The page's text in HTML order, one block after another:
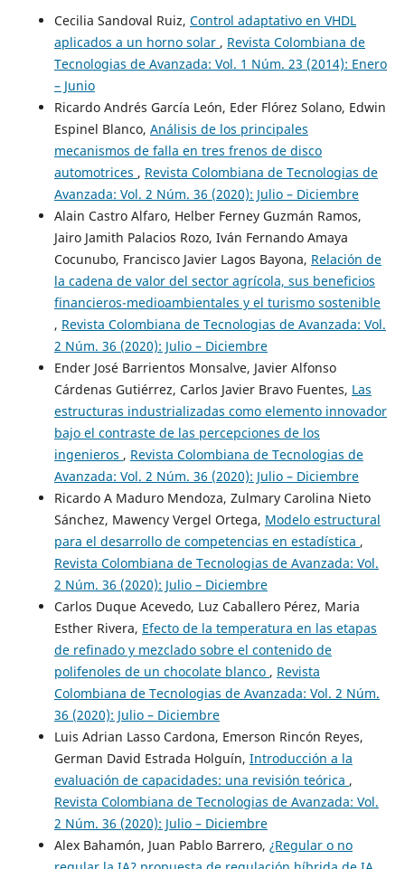
Cecilia Sandoval Ruiz, Control adaptativo en VHDL
aplicados a un horno solar , Revista Colombiana de
Tecnologias de Avanzada: Vol. 1 Núm. 23 (2014): Enero
– Junio
Ricardo Andrés García León, Eder Flórez Solano, Edwin
Espinel Blanco, Análisis de los principales
mecanismos de falla en tres frenos de disco
automotrices , Revista Colombiana de Tecnologias de
Avanzada: Vol. 2 Núm. 36 (2020): Julio – Diciembre
Alain Castro Alfaro, Helber Ferney Guzmán Ramos,
Jairo Jamith Palacios Rozo, Iván Fernando Amaya
Cocunubo, Francisco Javier Lagos Bayona, Relación de
la cadena de valor del sector agrícola, sus beneficios
financieros-medioambientales y el turismo sostenible
, Revista Colombiana de Tecnologias de Avanzada: Vol.
2 Núm. 36 (2020): Julio – Diciembre
Ender José Barrientos Monsalve, Javier Alfonso
Cárdenas Gutiérrez, Carlos Javier Bravo Fuentes, Las
estructuras industrializadas como elemento innovador
bajo el contraste de las percepciones de los
ingenieros , Revista Colombiana de Tecnologias de
Avanzada: Vol. 2 Núm. 36 (2020): Julio – Diciembre
Ricardo A Maduro Mendoza, Zulmary Carolina Nieto
Sánchez, Mawency Vergel Ortega, Modelo estructural
para el desarrollo de competencias en estadística ,
Revista Colombiana de Tecnologias de Avanzada: Vol.
2 Núm. 36 (2020): Julio – Diciembre
Carlos Duque Acevedo, Luz Caballero Pérez, Maria
Esther Rivera, Efecto de la temperatura en las etapas
de refinado y mezclado sobre el contenido de
polifenoles de un chocolate blanco , Revista
Colombiana de Tecnologias de Avanzada: Vol. 2 Núm.
36 (2020): Julio – Diciembre
Luis Adrian Lasso Cardona, Emerson Rincón Reyes,
German David Estrada Holguín, Introducción a la
evaluación de capacidades: una revisión teórica ,
Revista Colombiana de Tecnologias de Avanzada: Vol.
2 Núm. 36 (2020): Julio – Diciembre
Alex Bahamón, Juan Pablo Barrero, ¿Regular o no